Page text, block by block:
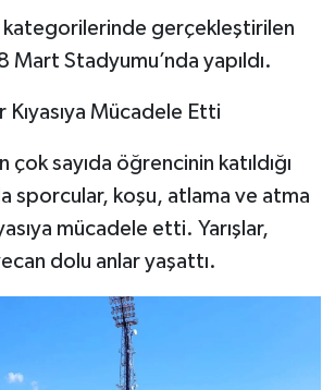
kategorilerinde gerçekleştirilen
Mart Stadyumu’nda yapıldı.
Mücadele Etti
çok sayıda öğrencinin katıldığı
sporcular, koşu, atlama ve atma
mücadele etti. Yarışlar,
dolu anlar yaşattı.